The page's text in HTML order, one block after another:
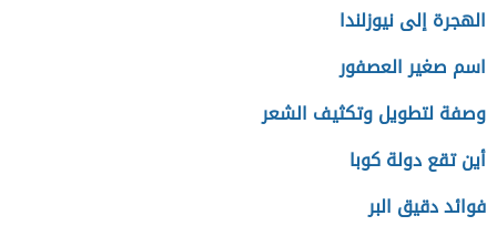
الهجرة إلى نيوزلندا
اسم صغير العصفور
وصفة لتطويل وتكثيف الشعر
أين تقع دولة كوبا
فوائد دقيق البر